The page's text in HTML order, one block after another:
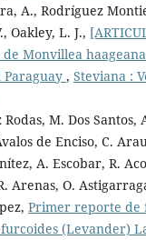
A., Rodríguez
Oakley, L. J.,
Monvillea haageana
, Steviana :
Rodas, M. Dos Santos,
de Enciso, C.
A. Escobar, R.
Arenas, O.
Primer reporte de
(Levander)